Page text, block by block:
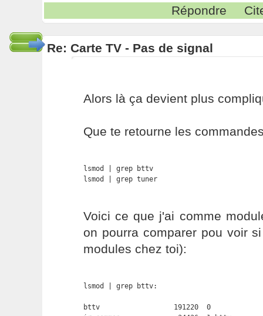
Répondre
Re: Carte TV - Pas de signal
Alors là ça devient plus
Que te retourne les
lsmod | grep bttv
lsmod | grep tuner
Voici ce que j'ai comme
on pourra comparer pou voir
modules chez toi):
lsmod | grep bttv:
bttv                  191220  0